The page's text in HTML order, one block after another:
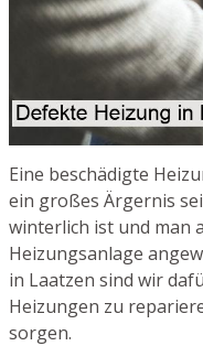
Eine beschädigte
ein großes Ärgernis
winterlich ist und man
Heizungsanlage
in Laatzen sind wir
Heizungen zu
sorgen.